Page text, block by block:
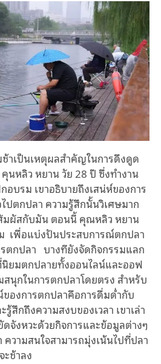
าเป็นเหตุผลสําคัญในการดึงดูด
นหลิว หยาน วัย 28 ปี ซึ่งทํางาน
อบรม เขาอธิบายถึงเสน่ห์ของการ
ปตกปลา ความรู้สึกนั้นวิเศษมาก
มผัสกับมัน ตอนนี้ คุณหลิว หยาน
เพื่อแบ่งปันประสบการณ์ตกปลา
ตกปลา บางทียังจัดกิจกรรมแลก
นิยมตกปลายทั้งออนไลน์และออฟ
นุกในการตกปลาโดยตรง สําหรับ
องการตกปลาคือการดื่มด่ำกับ
สึกถึงความสงบของเวลา เขาเล่า
จังหวะด้วยกิจการและข้อมูลต่างๆ
วามสนใจสามารถมุ่งเน้นไปที่ปลา
ะช้าลง